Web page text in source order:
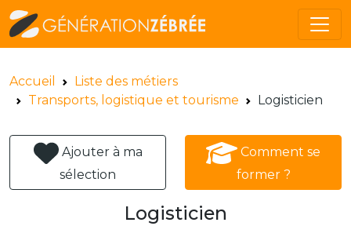
Accueil
Liste des métiers
Transports, logistique et tourisme
Logisticien
Ajouter à ma
sélection
Comment se
former ?
Logisticien